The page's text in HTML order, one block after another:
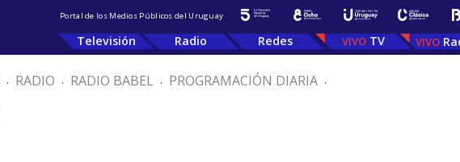
Portal de los Medios Públicos del Uruguay
Televisión Radio Redes TV
. RADIO . RADIO BABEL . PROGRAMACIÓN DIARIA .